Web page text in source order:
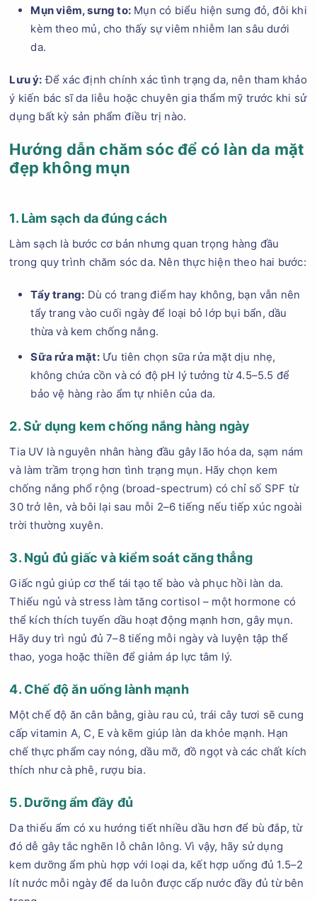
Mụn viêm, sưng to: Mụn có biểu hiện sưng đỏ, đôi khi
kèm theo mủ, cho thấy sự viêm nhiễm lan sâu dưới
da.
Lưu ý: Để xác định chính xác tình trạng da, nên tham khảo
ý kiến bác sĩ da liễu hoặc chuyên gia thẩm mỹ trước khi sử
dụng bất kỳ sản phẩm điều trị nào.
Hướng dẫn chăm sóc để có làn da mặt
đẹp không mụn
1. Làm sạch da đúng cách
Làm sạch là bước cơ bản nhưng quan trọng hàng đầu
trong quy trình chăm sóc da. Nên thực hiện theo hai bước:
Tẩy trang: Dù có trang điểm hay không, bạn vẫn nên
tẩy trang vào cuối ngày để loại bỏ lớp bụi bẩn, dầu
thừa và kem chống nắng.
Sữa rửa mặt:Ưu tiên chọn sữa rửa mặt dịu nhẹ,
không chứa cồn và có độ pH lý tưởng từ 4.5–5.5 để
bảo vệ hàng rào ẩm tự nhiên của da.
2. Sử dụng kem chống nắng hàng ngày
Tia UV là nguyên nhân hàng đầu gây lão hóa da, sạm nám
và làm trầm trọng hơn tình trạng mụn. Hãy chọn kem
chống nắng phổ rộng (broad-spectrum) có chỉ số SPF từ
30 trở lên, và bôi lại sau mỗi 2–6 tiếng nếu tiếp xúc ngoài
trời thường xuyên.
3. Ngủ đủ giấc và kiểm soát căng thẳng
Giấc ngủ giúp cơ thể tái tạo tế bào và phục hồi làn da.
Thiếu ngủ và stress làm tăng cortisol – một hormone có
thể kích thích tuyến dầu hoạt động mạnh hơn, gây mụn.
Hãy duy trì ngủ đủ 7–8 tiếng mỗi ngày và luyện tập thể
thao, yoga hoặc thiền để giảm áp lực tâm lý.
4. Chế độ ăn uống lành mạnh
Một chế độ ăn cân bằng, giàu rau củ, trái cây tươi sẽ cung
cấp vitamin A, C, E và kẽm giúp làn da khỏe mạnh. Hạn
chế thực phẩm cay nóng, dầu mỡ, đồ ngọt và các chất kích
thích như cà phê, rượu bia.
5. Dưỡng ẩm đầy đủ
Da thiếu ẩm có xu hướng tiết nhiều dầu hơn để bù đắp, từ
đó dễ gây tắc nghẽn lỗ chân lông. Vì vậy, hãy sử dụng
kem dưỡng ẩm phù hợp với loại da, kết hợp uống đủ 1.5–2
lít nước mỗi ngày để da luôn được cấp nước đầy đủ từ bên